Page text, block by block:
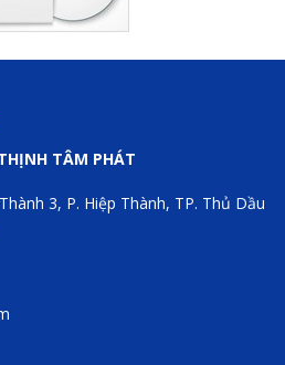
TÂM PHÁT
3, P. Hiệp Thành, TP. Thủ Dầu
Bộ